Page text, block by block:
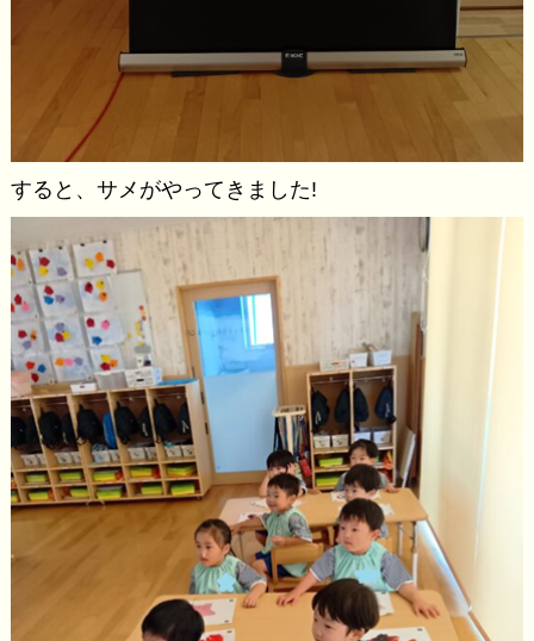
すると、サメがやってきました!